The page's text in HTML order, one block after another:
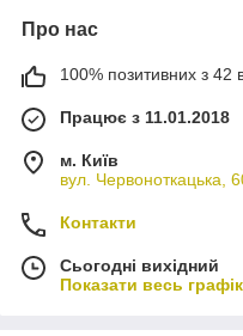
Про нас
100% позитивних з 42
Працює з 11.01.2018
м. Київ
вул. Червоноткацька,
Контакти
Сьогодні вихідний
Показати весь